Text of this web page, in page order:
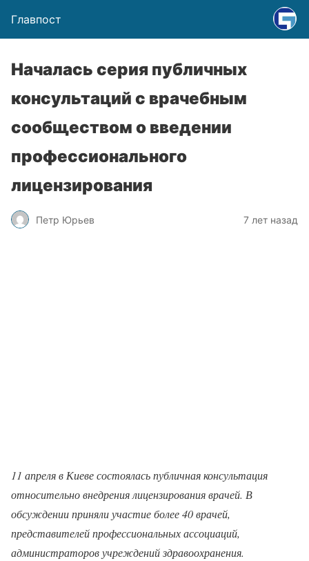
Главпост
Началась серия публичных
консультаций с врачебным
сообществом о введении
профессионального
лицензирования
Петр Юрьев 7 лет назад
11 апреля в Киеве состоялась публичная консультация
относительно внедрения лицензирования врачей. В
обсуждении приняли участие более 40 врачей,
представителей профессиональных ассоциаций,
администраторов учреждений здравоохранения.